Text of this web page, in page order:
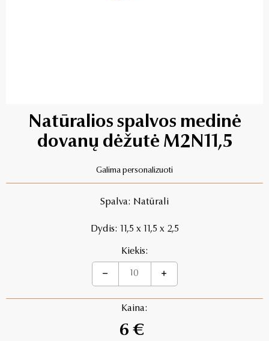
Natūralios spalvos medinė
dovanų dėžutė M2N11,5
Galima personalizuoti
Spalva: Natūrali
Dydis: 11,5 x 11,5 x 2,5
Kiekis:
Kaina:
6 €